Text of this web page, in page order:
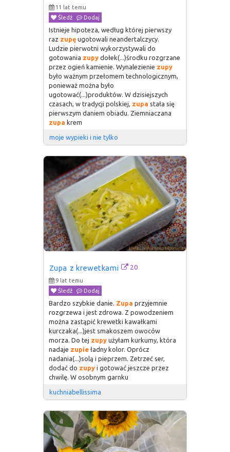
11 lat temu
Śledź
Dodaj
Istnieje hipoteza, według której pierwszy
raz zupę ugotowali neandertalczycy.
Ludzie pierwotni wykorzystywali do
gotowania zupy dołek(...)środku rozgrzane
przez ogień kamienie. Wynalezienie zupy
było ważnym przełomem technologicznym,
ponieważ można było
ugotować(...)produktów. W dzisiejszych
czasach, w tradycji polskiej, zupa stała się
pierwszym daniem obiadu. Ziemniaczana
zupa krem
moje wypieki i nie tylko
Zupa  z krewetkami 20
9 lat temu
Śledź
Dodaj
Bardzo szybkie danie. Zupa przyjemnie
rozgrzewa i jest zdrowa. Z powodzeniem
można zastąpić krewetki kawałkami
kurczaka(...)jest smakoszem owoców
morza. Do tej zupy użyłam kurkumy, która
nadaje zupie ładny kolor. Oprócz
nadania(...)solą i pieprzem. Zetrzeć ser,
dodać do zupy i gotować jeszcze przez
chwilę. W osobnym garnku
kuchniabellissima